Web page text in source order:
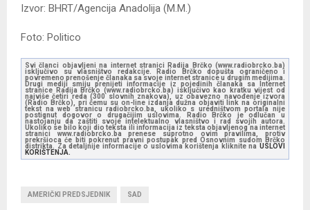
Izvor: BHRT/Agencija Anadolija (M.M.)
Foto: Politico
Svi članci objavljeni na internet stranici Radija Brčko (www.radiobrcko.ba)
isključivo su vlasništvo redakcije. Radio Brčko dopušta ograničeno i
povremeno prenošenje članaka sa svoje internet stranice u drugim medijima.
Drugi mediji smiju prenijeti informacije iz pojedinih članaka sa Internet
stranice Radija Brčko (www.radiobrcko.ba) isključivo kao kratku vijest od
najviše četiri reda (300 slovnih znakova), uz obavezno navođenje izvora
(Radio Brčko), pri čemu su on-line izdanja dužna objaviti link na originalni
tekst na web stranicu radiobrcko.ba, ukoliko s uredništvom portala nije
postignut dogovor o drugačijim uslovima. Radio Brčko je odlučan u
nastojanju da zaštiti svoje intelektualno vlasništvo i rad svojih autora.
Ukoliko se bilo koji dio teksta ili informacija iz teksta objavljenog na internet
stranici www.radiobrcko.ba prenese suprotno ovim pravilima, protiv
prekršioca će biti pokrenut pravni postupak pred Osnovnim sudom Brčko
distrikta. Za detaljnije informacije o uslovima korištenja kliknite na USLOVI
KORIŠTENJA.
AMERIČKI PREDSJEDNIK SAD